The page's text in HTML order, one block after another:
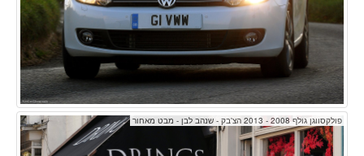
פולקסווגן גולף 2008 - 2013 הצ'בק - שנהב לבן - מבט מאחור